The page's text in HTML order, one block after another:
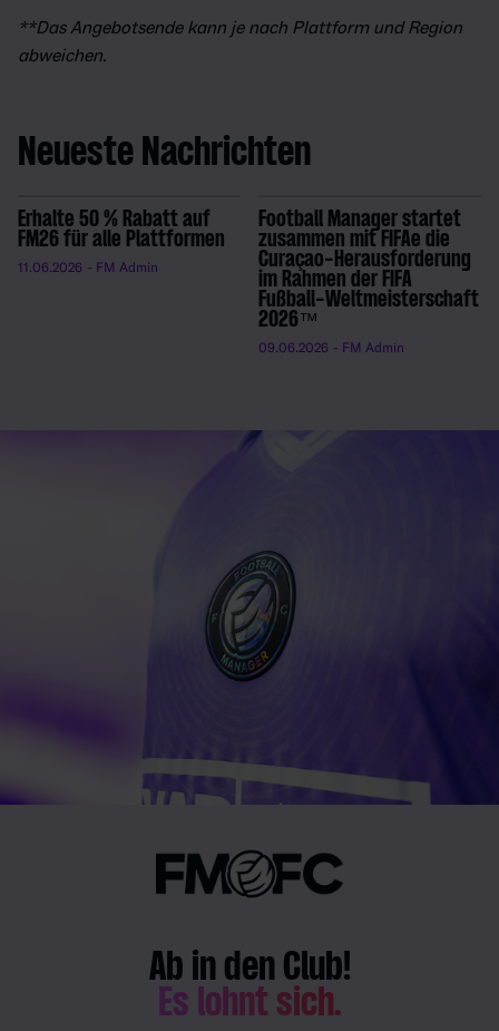
**Das Angebotsende kann je nach Plattform und Region
abweichen.
Neueste Nachrichten
Erhalte 50 % Rabatt auf
FM26 für alle Plattformen
11.06.2026 - FM Admin
Football Manager startet
zusammen mit FIFAe die
Curaçao-Herausforderung
im Rahmen der FIFA
Fußball-Weltmeisterschaft
2026™
09.06.2026 - FM Admin
Ab in den Club!
Es lohnt sich.